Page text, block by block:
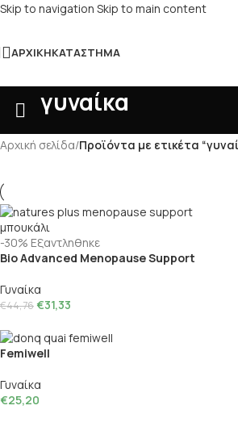
Skip to navigation Skip to main content
ΑΡΧΙΚΉΚΑΤΆΣΤΗΜΑ
γυναίκα
Αρχική σελίδα/Προϊόντα με ετικέτα
-30% Εξαντληθηκε
Bio Advanced Menopause Support
Γυναίκα
€44,76 €31,33
Femiwell
Γυναίκα
€25,20